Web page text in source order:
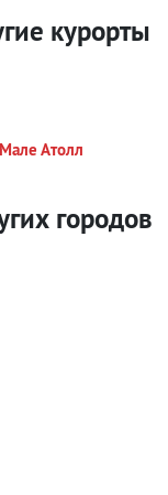
курорты
Атолл
городов